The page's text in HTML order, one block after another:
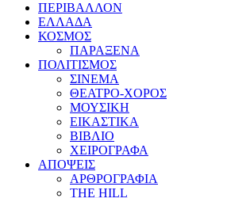
ΠΕΡΙΒΑΛΛΟΝ
ΕΛΛΑΔΑ
ΚΟΣΜΟΣ
ΠΑΡΑΞΕΝΑ
ΠΟΛΙΤΙΣΜΟΣ
ΣΙΝΕΜΑ
ΘΕΑΤΡΟ-ΧΟΡΟΣ
ΜΟΥΣΙΚΗ
ΕΙΚΑΣΤΙΚΑ
ΒΙΒΛΙΟ
ΧΕΙΡΟΓΡΑΦΑ
ΑΠΟΨΕΙΣ
ΑΡΘΡΟΓΡΑΦΙΑ
THE HILL